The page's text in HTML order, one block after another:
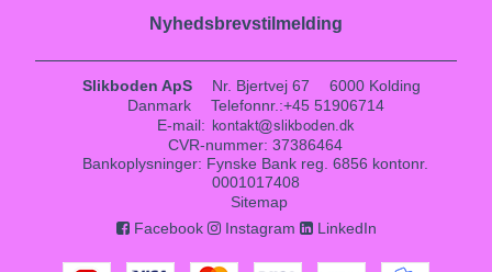
Nyhedsbrevstilmelding
Slikboden ApS Nr. Bjertvej 67
6000 Kolding
Danmark
Telefonnr. :+45 51906714
E-mail:
CVR-nummer: 37386464
Bankoplysninger: Fynske Bank reg. 6856 kontonr.
0001017408
Sitemap
Facebook
Instagram LinkedIn